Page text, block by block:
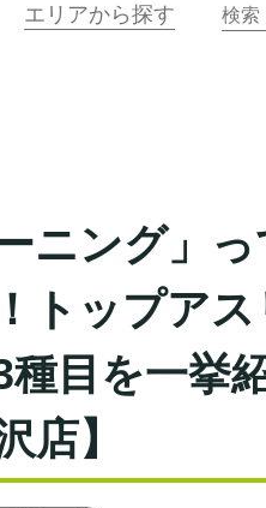
ニング」っ
トップアス
目を一挙
店】